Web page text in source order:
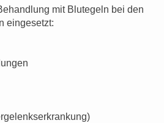
mit Blutegeln bei den
eingesetzt: